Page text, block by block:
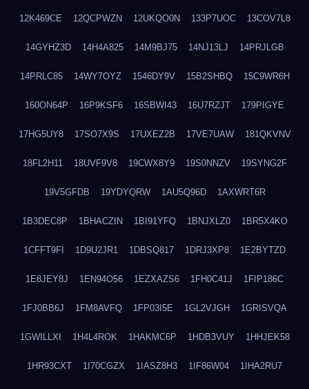
12K469CE 12QCPWZN 12UKQO0N 133P7UOC 13COV7L8
14GYHZ3D 14H4A825 14M9BJ75 14NJ13LJ 14PRJLGB
14PRLC85 14WY7OYZ 1546DY9V 15B2SHBQ 15C9WR6H
160ON64P 16P9KSF6 16SBWI43 16U7RZJT 179PIGYE
17HG5UY8 17SO7X9S 17UXEZ2B 17VE7UAW 181QKVNV
18FL2H11 18UVF9V8 19CWX8Y9 19S0NNZV 19SYNG2F
19V5GFDB 19YDYQRW 1AU5Q96D 1AXWRT6R
1B3DEC8P 1BHACZIN 1BI91YFQ 1BNJXLZ0 1BR5X4KO
1CFFT9FI 1D9U2JR1 1DBSQ817 1DRJ3XP8 1E2BYTZD
1E8JEY8J 1EN94O56 1EZXAZS6 1FH0C41J 1FIP186C
1FJ0BB6J 1FM8AVFQ 1FP03I5E 1GL2VJGH 1GRISVQA
1GWILLXI 1H4L4ROK 1HAKMC6P 1HDB3VUY 1HHJEK58
1HR93CXT 1I70CGZX 1IASZ8H3 1IF86W04 1IHA2RU7